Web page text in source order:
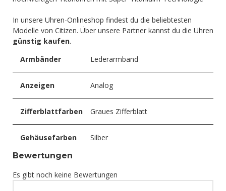
In unsere Uhren-Onlineshop findest du die beliebtesten
Modelle von Citizen. Über unsere Partner kannst du die Uhren
günstig kaufen.
Armbänder
Lederarmband
Anzeigen Analog
Zifferblattfarben Graues Zifferblatt
Gehäusefarben
Silber
Bewertungen
Es gibt noch keine Bewertungen